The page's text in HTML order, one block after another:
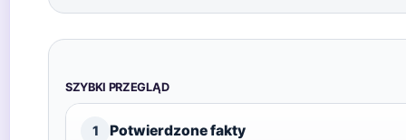
SZYBKI PRZEGLĄD
1 Potwierdzone fakty